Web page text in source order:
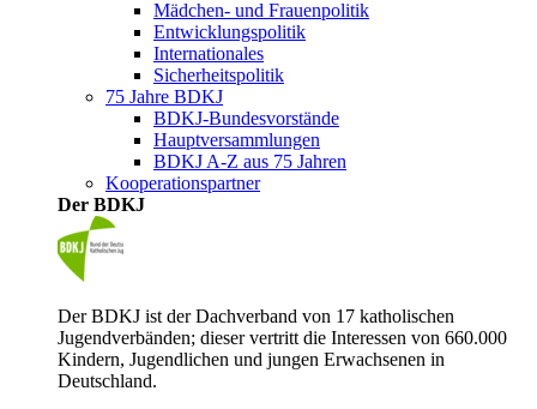
Mädchen- und Frauenpolitik
Entwicklungspolitik
Internationales
Sicherheitspolitik
75 Jahre BDKJ
BDKJ-Bundesvorstände
Hauptversammlungen
BDKJ A-Z aus 75 Jahren
Kooperationspartner
Der BDKJ
Der BDKJ ist der Dachverband von 17 katholischen
Jugendverbänden; dieser vertritt die Interessen von 660.000
Kindern, Jugendlichen und jungen Erwachsenen in
Deutschland.